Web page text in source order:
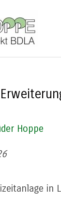
Hoppe
in